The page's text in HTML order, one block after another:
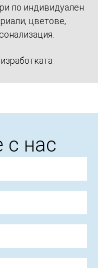
по индивидуален
цветове,
с нас